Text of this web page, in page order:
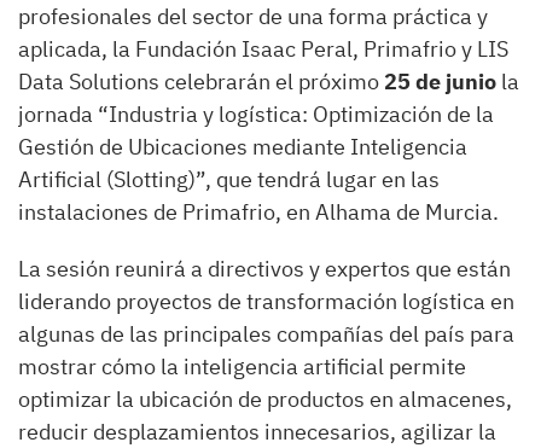
profesionales del sector de una forma práctica y
aplicada, la Fundación Isaac Peral, Primafrio y LIS
Data Solutions celebrarán el próximo 25 de junio la
jornada “Industria y logística: Optimización de la
Gestión de Ubicaciones mediante Inteligencia
Artificial (Slotting)”, que tendrá lugar en las
instalaciones de Primafrio, en Alhama de Murcia.
La sesión reunirá a directivos y expertos que están
liderando proyectos de transformación logística en
algunas de las principales compañías del país para
mostrar cómo la inteligencia artificial permite
optimizar la ubicación de productos en almacenes,
reducir desplazamientos innecesarios, agilizar la